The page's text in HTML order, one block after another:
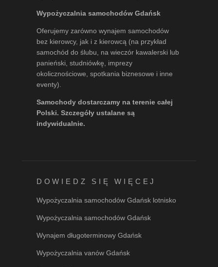
Wypożyczalnia samochodów Gdańsk
Oferujemy zarówno wynajem samochodów
bez kierowcy, jak i z kierowcą (na przykład
samochód do ślubu, na wieczór kawalerski lub
panieński, studniówkę, imprezy
okolicznościowe, spotkania biznesowe i inne
eventy).
Samochody dostarczamy na terenie całej
Polski. Szczegóły ustalane są
indywidualnie.
DOWIEDZ SIĘ WIĘCEJ
Wypożyczalnia samochodów Gdańsk lotnisko
Wypożyczalnia samochodów Gdańsk
Wynajem długoterminowy Gdańsk
Wypożyczalnia vanów Gdańsk